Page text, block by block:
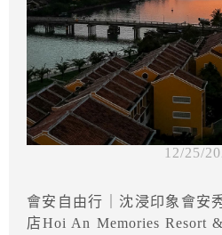
12/25/
會安自由行｜沈浸印象會安
店Hoi An Memories Resort